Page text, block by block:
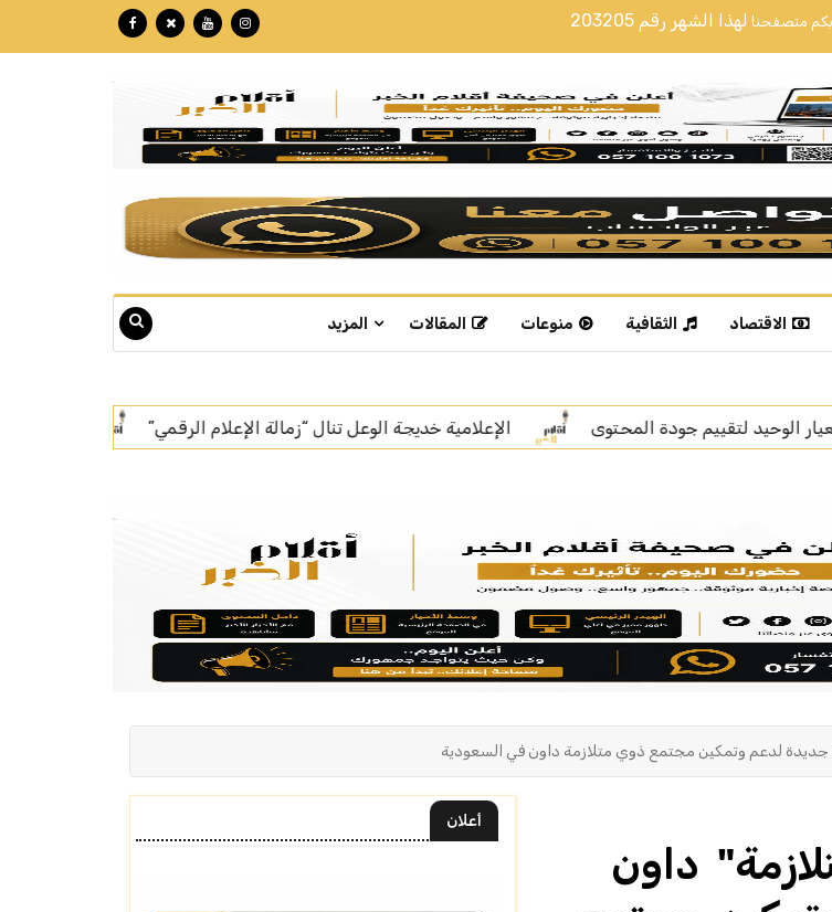
بكم متصفحنا لهذا الشهر رقم 203205
الاقتصاد الثقافية منوعات المقالات المزيد
خديجة الوعل تنال “زمالة الإعلام الرقمي” بتكللة تجاوزت الـ 60 مليون ريال.. "نبع" تبوك تنهي تركيب أسرع خط إنتاج للمياه في العالم
لدعم وتمكين مجتمع ذوي متلازمة داون في السعودية
داون
أعلان